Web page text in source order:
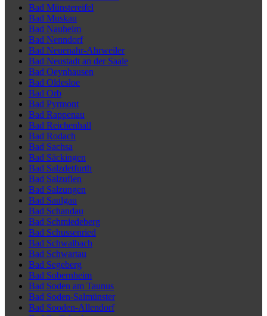
Bad Münstereifel
Bad Muskau
Bad Nauheim
Bad Nenndorf
Bad Neuenahr-Ahrweiler
Bad Neustadt an der Saale
Bad Oeynhausen
Bad Oldesloe
Bad Orb
Bad Pyrmont
Bad Rappenau
Bad Reichenhall
Bad Rodach
Bad Sachsa
Bad Säckingen
Bad Salzdetfurth
Bad Salzuflen
Bad Salzungen
Bad Saulgau
Bad Schandau
Bad Schmiedeberg
Bad Schussenried
Bad Schwalbach
Bad Schwartau
Bad Segeberg
Bad Sobernheim
Bad Soden am Taunus
Bad Soden-Salmünster
Bad Sooden-Allendorf